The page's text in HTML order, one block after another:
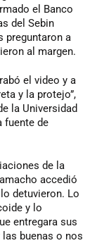
el Banco
del Sebin
preguntaron a
al margen.
el video y a
y la protejo”,
la Universidad
fuente de
de la
accedió
detuvieron. Lo
y lo
entregara sus
buenas o nos